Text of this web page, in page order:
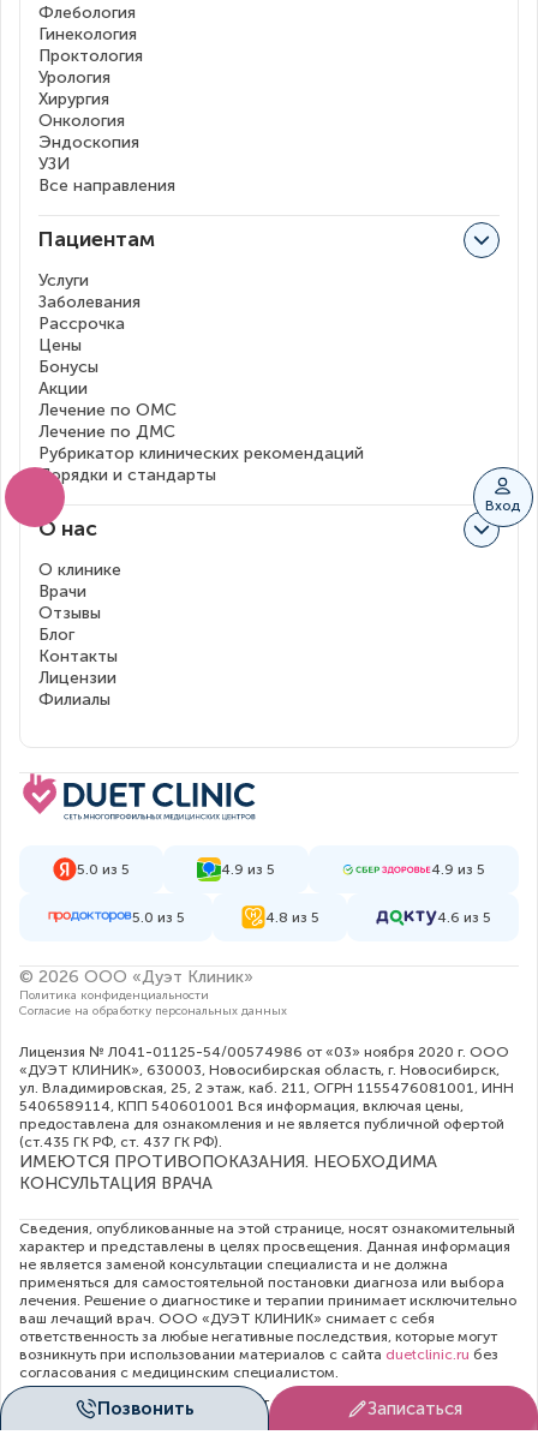
Вход
Позвонить Записаться
Флебология
Гинекология
Проктология
Урология
Хирургия
Онкология
Эндоскопия
УЗИ
Все направления
Пациентам
Услуги
Заболевания
Рассрочка
Цены
Бонусы
Акции
Лечение по ОМС
Лечение по ДМС
Рубрикатор клинических рекомендаций
Порядки и стандарты
О нас
О клинике
Врачи
Отзывы
Блог
Контакты
Лицензии
Филиалы
5.0 из 5 4.9 из 5 4.9 из 5
5.0 из 5 4.8 из 5 4.6 из 5
© 2026 ООО «Дуэт Клиник»
Политика конфиденциальности
Согласие на обработку персональных данных
Лицензия № Л041-01125-54/00574986 от «03» ноября 2020 г. ООО
«ДУЭТ КЛИНИК», 630003, Новосибирская область, г. Новосибирск,
ул. Владимировская, 25, 2 этаж, каб. 211, ОГРН 1155476081001, ИНН
5406589114, КПП 540601001 Вся информация, включая цены,
предоставлена для ознакомления и не является публичной офертой
(ст.435 ГК РФ, cт. 437 ГК РФ).
ИМЕЮТСЯ ПРОТИВОПОКАЗАНИЯ. НЕОБХОДИМА
КОНСУЛЬТАЦИЯ ВРАЧА
Сведения, опубликованные на этой странице, носят ознакомительный
характер и представлены в целях просвещения. Данная информация
не является заменой консультации специалиста и не должна
применяться для самостоятельной постановки диагноза или выбора
лечения. Решение о диагностике и терапии принимает исключительно
ваш лечащий врач. ООО «ДУЭТ КЛИНИК» снимает с себя
ответственность за любые негативные последствия, которые могут
возникнуть при использовании материалов с сайта duetclinic.ru без
согласования с медицинским специалистом.
Администрация клиники прилагает все усилия для своевременного
обновления цен в опубликованном на сайте прейскуранте. Тем не